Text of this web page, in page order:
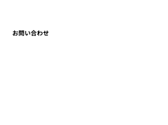
お問い合わせ